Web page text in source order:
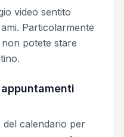
video sentito
Particolarmente
potete stare
del calendario per